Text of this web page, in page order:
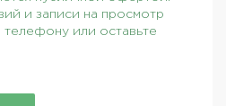
и записи на просмотр
телефону или оставьте